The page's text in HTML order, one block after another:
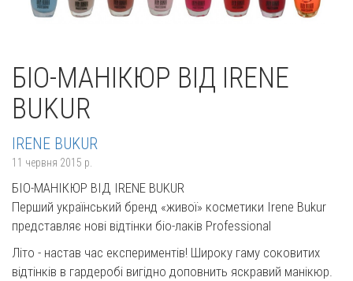
БІО-МАНІКЮР ВІД IRENE
BUKUR
IRENE BUKUR
11 червня 2015 р.
БІО-МАНІКЮР ВІД IRENE BUKUR
Перший український бренд «живої» косметики Irene Bukur
представляє нові відтінки біо-лаків Professional
Літо - настав час експериментів! Широку гаму соковитих
відтінків в гардеробі вигідно доповнить яскравий манікюр.